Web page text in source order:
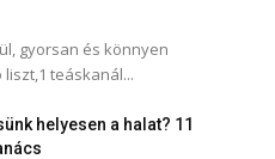
gyorsan és könnyen
teáskanál...
helyesen a halat? 11